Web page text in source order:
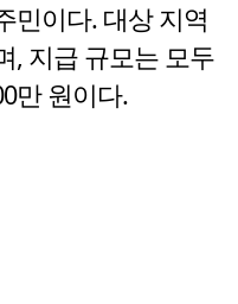
민이다. 대상 지역
, 지급 규모는 모두
만 원이다.